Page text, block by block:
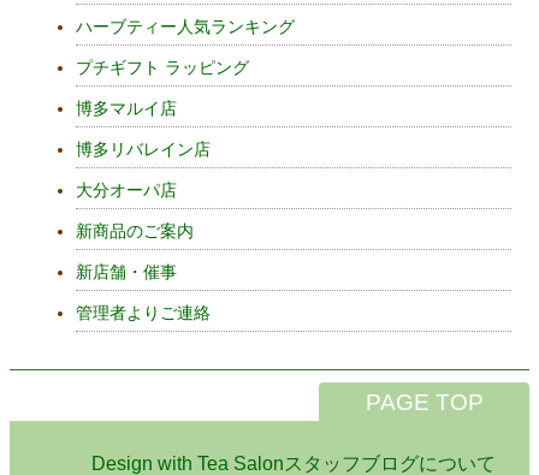
ハーブティー人気ランキング
プチギフト ラッピング
博多マルイ店
博多リバレイン店
大分オーパ店
新商品のご案内
新店舗・催事
管理者よりご連絡
PAGE TOP
Design with Tea Salonスタッフブログについて